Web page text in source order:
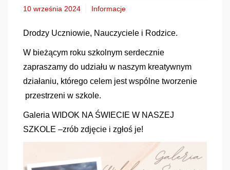
10 września 2024 Informacje
Drodzy Uczniowie, Nauczyciele i Rodzice.
W bieżącym roku szkolnym serdecznie
zapraszamy do udziału w naszym kreatywnym
działaniu, którego celem jest wspólne tworzenie
przestrzeni w szkole.
Galeria WIDOK NA ŚWIECIE W NASZEJ
SZKOLE –zrób zdjęcie i zgłoś je!